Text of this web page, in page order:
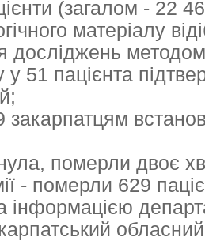
(загалом - 22
матеріалу
досліджень
51 пацієнта
закарпатцям
померли двоє
- померли 629
інформацією